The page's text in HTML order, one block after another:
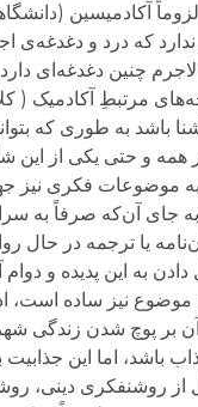
آکادمیسین
ندارد که درد و
چنین دغدغه‌ای
مرتبطِ
باشد به طوری که
در همه و حتی یکی از
موضوعات فکری نیز
جای آن‌که صرفاً به
یا ترجمه در
به این پدیده و
موضوع نیز ساده
بر پوچ شدن زندگی
باشد، اما این
روشنفکری دینی،